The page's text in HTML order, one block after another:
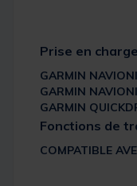
Prise en
GARMIN
GARMIN
GARMIN
Fonctions de
COMPATIBLE